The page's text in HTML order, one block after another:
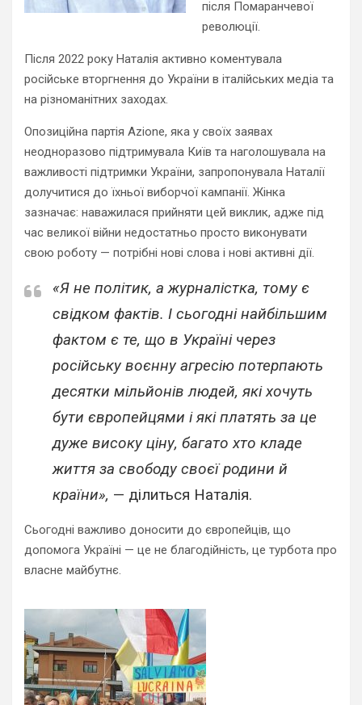
після Помаранчевої
революції.
Після 2022 року Наталія активно коментувала
російське вторгнення до України в італійських медіа та
на різноманітних заходах.
Опозиційна партія Azione, яка у своїх заявах
неодноразово підтримувала Київ та наголошувала на
важливості підтримки України, запропонувала Наталії
долучитися до їхньої виборчої кампанії. Жінка
зазначає: наважилася прийняти цей виклик, адже під
час великої війни недостатньо просто виконувати
свою роботу — потрібні нові слова і нові активні дії.
«Я не політик, а журналістка, тому є
свідком фактів. І сьогодні найбільшим
фактом є те, що в Україні через
російську воєнну агресію потерпають
десятки мільйонів людей, які хочуть
бути європейцями і які платять за це
дуже високу ціну, багато хто кладе
життя за свободу своєї родини й
країни», — ділиться Наталія.
Сьогодні важливо доносити до європейців, що
допомога Україні — це не благодійність, це турбота про
власне майбутнє.